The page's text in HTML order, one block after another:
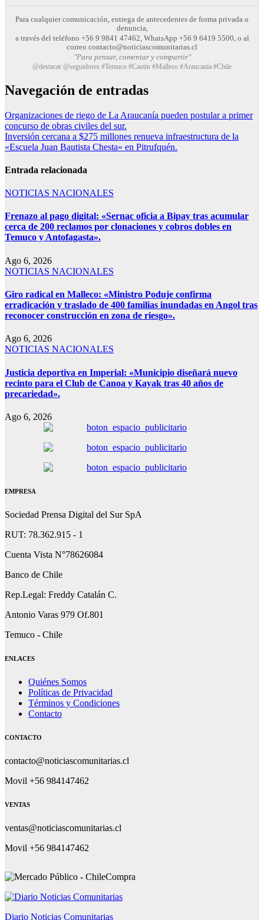
Para cualquier comunicación, entrega de antecedentes de forma privada o
denuncia,
a través del teléfono +56 9 9841 47462, WhatsApp +56 9 6419 5500, o al
correo contacto@noticiascomunitarias.cl
"Para pensar, comentar y compartir"
@destacar @seguidores #Temuco #Cautin #Malleco #Araucanía #Chile
Navegación de entradas
Organizaciones de riego de La Araucanía pueden postular a primer
concurso de obras civiles del sur.
Inversión cercana a $275 millones renueva infraestructura de la
«Escuela Juan Bautista Chesta» en Pitrufquén.
Entrada relacionada
NOTICIAS NACIONALES
Frenazo al pago digital: «Sernac oficia a Bipay tras acumular
cerca de 200 reclamos por clonaciones y cobros dobles en
Temuco y Antofagasta».
Ago 6, 2026
NOTICIAS NACIONALES
Giro radical en Malleco: «Ministro Poduje confirma
erradicación y traslado de 400 familias inundadas en Angol tras
reconocer construcción en zona de riesgo».
Ago 6, 2026
NOTICIAS NACIONALES
Justicia deportiva en Imperial: «Municipio diseñará nuevo
recinto para el Club de Canoa y Kayak tras 40 años de
precariedad».
Ago 6, 2026
EMPRESA
Sociedad Prensa Digital del Sur SpA
RUT: 78.362.915 - 1
Cuenta Vista N°78626084
Banco de Chile
Rep.Legal: Freddy Catalán C.
Antonio Varas 979 Of.801
Temuco - Chile
ENLACES
Quiénes Somos
Políticas de Privacidad
Términos y Condiciones
Contacto
CONTACTO
contacto@noticiascomunitarias.cl
Movil +56 984147462
VENTAS
ventas@noticiascomunitarias.cl
Movil +56 984147462
Diario Noticias Comunitarias